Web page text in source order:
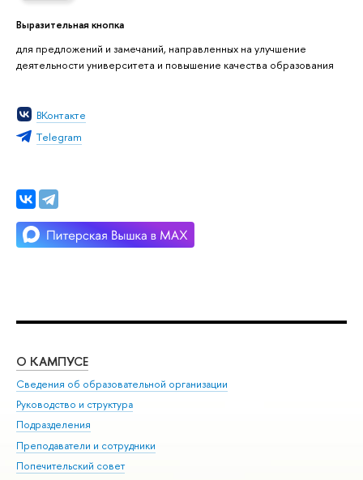
Выразительная кнопка
для предложений и замечаний, направленных на улучшение
деятельности университета и повышение качества образования
ВКонтакте
Тelegram
О КАМПУСЕ
Сведения об образовательной организации
Руководство и структура
Подразделения
Преподаватели и сотрудники
Попечительский совет